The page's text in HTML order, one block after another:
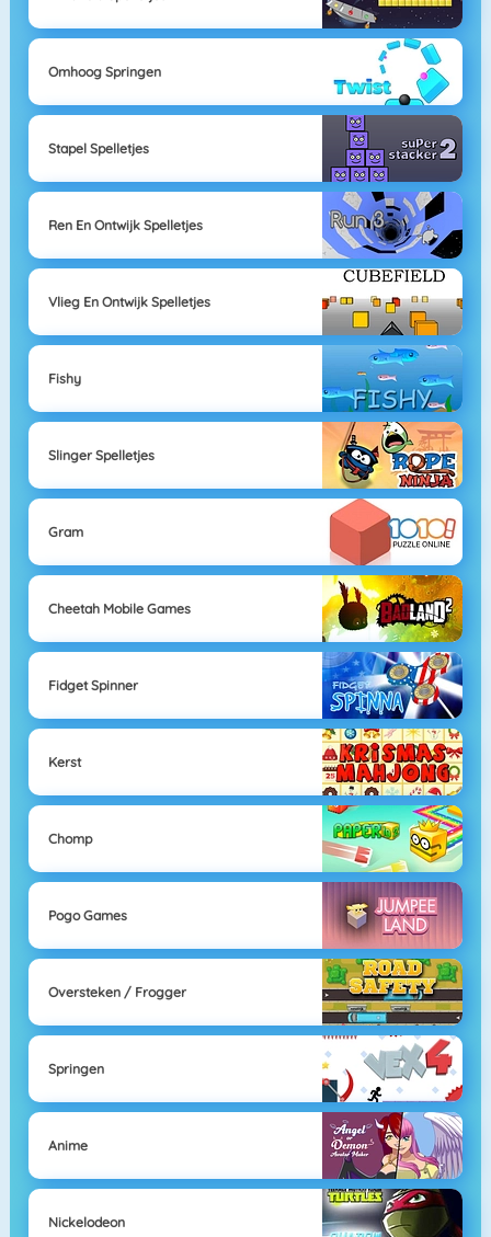
Omhoog Springen
Stapel Spelletjes
Ren En Ontwijk Spelletjes
Vlieg En Ontwijk Spelletjes
Fishy
Slinger Spelletjes
Gram
Cheetah Mobile Games
Fidget Spinner
Kerst
Chomp
Pogo Games
Oversteken / Frogger
Springen
Anime
Nickelodeon